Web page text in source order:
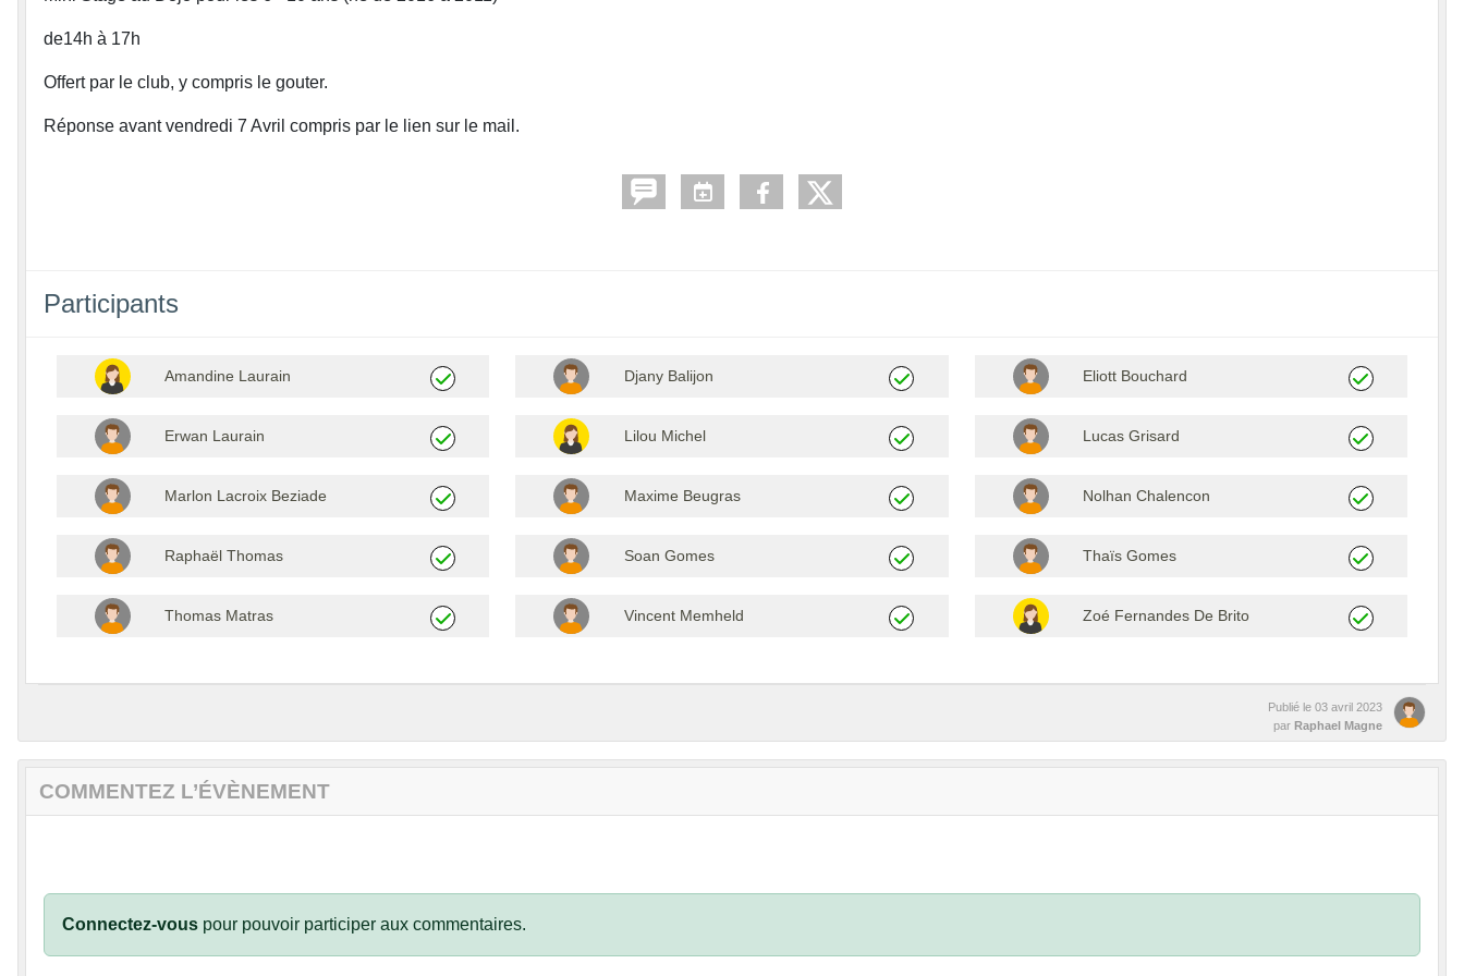
de14h à 17h
Offert par le club, y compris le gouter.
Réponse avant vendredi 7 Avril compris par le lien sur le mail.
Participants
Amandine Laurain Djany Balijon Eliott Bouchard
Erwan Laurain Lilou Michel Lucas Grisard
Marlon Lacroix Beziade Maxime Beugras Nolhan Chalencon
Raphaël Thomas Soan Gomes Thaïs Gomes
Thomas Matras Vincent Memheld Zoé Fernandes De Brito
Publié le 03 avril 2023
par Raphael Magne
COMMENTEZ L’ÉVÈNEMENT
Connectez-vous pour pouvoir participer aux commentaires.